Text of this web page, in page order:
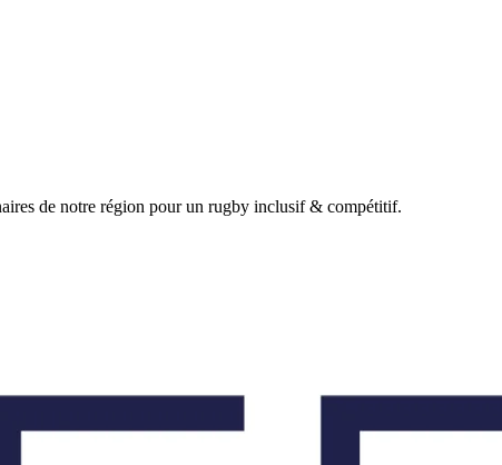
de notre région pour un rugby inclusif & compétitif.